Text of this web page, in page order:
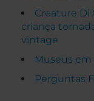
Creature Di
criança
vintage
Museus em
Perguntas